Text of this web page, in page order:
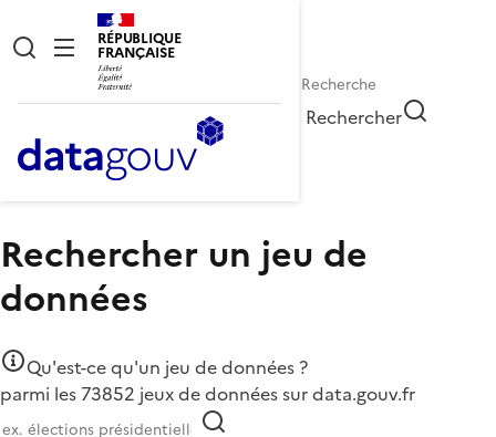
RÉPUBLIQUE
FRANÇAISE
Rechercher
Rechercher un jeu de
données
Qu'est-ce qu'un jeu de données ?
parmi les 73852 jeux de données sur data.gouv.fr